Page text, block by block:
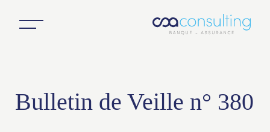
Bulletin de Veille n° 380